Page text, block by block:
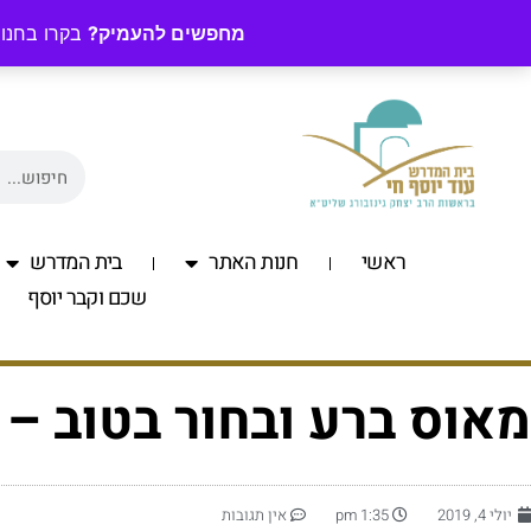
מחפשים להעמיק? בקרו
ראשי חנות האתר בית המדרש
שכם וקבר יוסף
מאוס ברע ובחור בטוב
יולי 4, 2019 1:35 pm אין תגובות